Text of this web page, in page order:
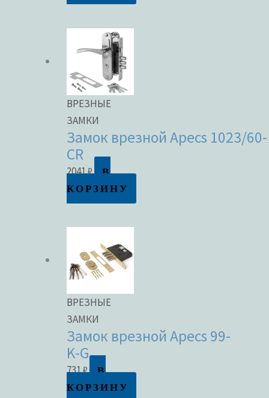
ВРЕЗНЫЕ
ЗАМКИ
Замок врезной Apecs 1023/60-
CR
2041₽
В
КОРЗИНУ
ВРЕЗНЫЕ
ЗАМКИ
Замок врезной Apecs 99-
K-G
731₽
В
КОРЗИНУ